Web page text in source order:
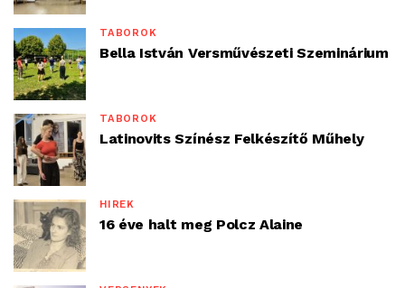
TÁBOROK
Bella István Versművészeti Szeminárium
TÁBOROK
Latinovits Színész Felkészítő Műhely
HÍREK
16 éve halt meg Polcz Alaine